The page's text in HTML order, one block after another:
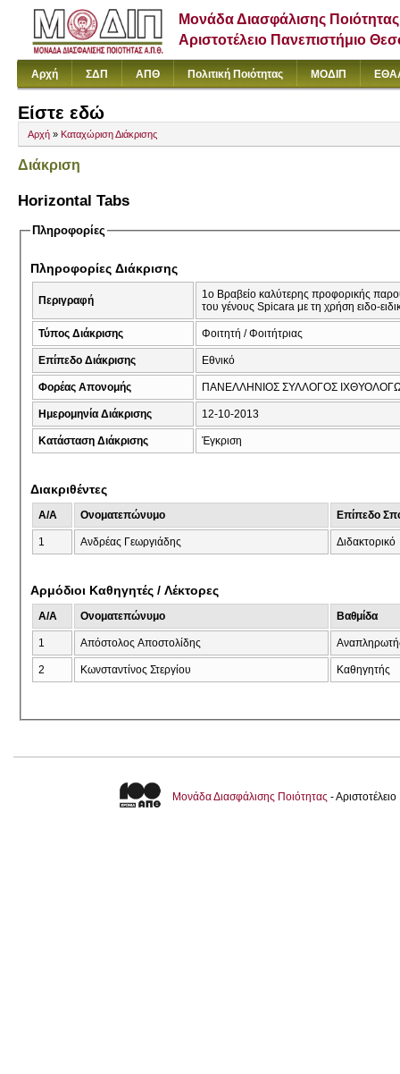
Μονάδα Διασφάλισης Ποιότητας
Αριστοτέλειο Πανεπιστήμιο
Αρχή ΣΔΠ ΑΠΘ Πολιτική Ποιότητας ΜΟΔΙΠ
Είστε εδώ
Αρχή » Καταχώριση Διάκρισης
Διάκριση
Horizontal Tabs
Πληροφορίες
Πληροφορίες Διάκρισης
Περιγραφή
1ο Βραβείο καλύτερης προφορικής
του γένους Spicara με τη χρήση ειδο-
Τύπος Διάκρισης Φοιτητή / Φοιτήτριας
Επίπεδο Διάκρισης Εθνικό
Φορέας Απονομής ΠΑΝΕΛΛΗΝΙΟΣ ΣΥΛΛΟΓΟΣ
Ημερομηνία Διάκρισης 12-10-2013
Κατάσταση Διάκρισης Έγκριση
Διακριθέντες
A/A Ονοματεπώνυμο Επίπεδο
1 Ανδρέας Γεωργιάδης Διδακτορικό
Αρμόδιοι Καθηγητές / Λέκτορες
A/A Ονοματεπώνυμο Βαθμίδα
1 Απόστολος Αποστολίδης
2 Κωνσταντίνος Στεργίου Καθηγητής
Μονάδα Διασφάλισης Ποιότητας -